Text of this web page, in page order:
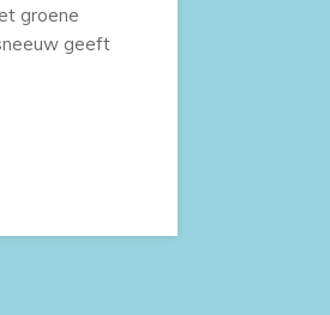
groene
geeft